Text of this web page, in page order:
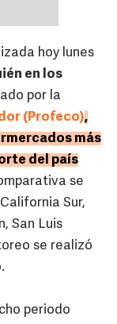
hoy lunes
en los
por la
(Profeco),
más
del país
se
Sur,
San Luis
se realizó
periodo